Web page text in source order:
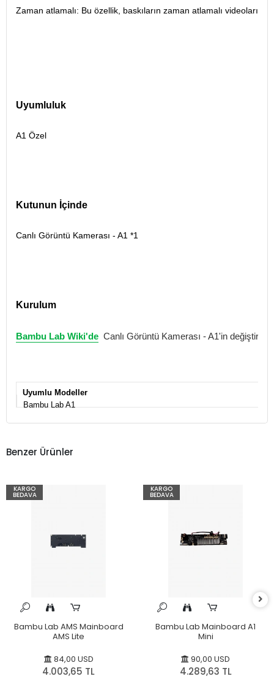
Zaman atlamalı: Bu özellik, baskıların zaman atlamalı
Uyumluluk
A1 Özel
Kutunun İçinde
Canlı Görüntü Kamerası - A1 *1
Kurulum
Bambu Lab Wiki'de Canlı Görüntü Kamerası - A1'in
Uyumlu Modeller
Bambu Lab A1
Benzer Ürünler
KARGO
BEDAVA
Bambu Lab AMS Mainboard
AMS Lite
84,00 USD
4.003,65 TL
KARGO
BEDAVA
Bambu Lab Mainboard A1
Mini
90,00 USD
4.289,63 TL